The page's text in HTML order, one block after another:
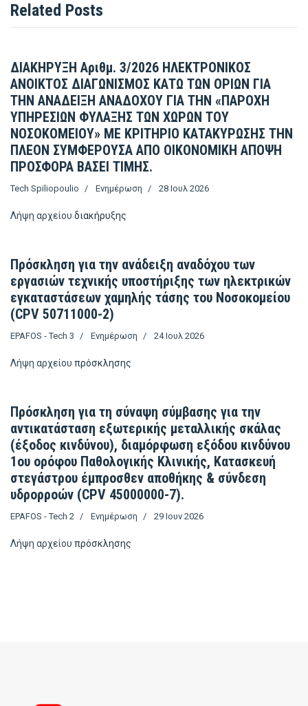
Related Posts
ΔΙΑΚΗΡΥΞΗ Αριθμ. 3/2026 ΗΛΕΚΤΡΟΝΙΚΟΣ
ΑΝΟΙΚΤΟΣ ΔΙΑΓΩΝΙΣΜΟΣ ΚΑΤΩ ΤΩΝ ΟΡΙΩΝ ΓΙΑ
ΤΗΝ ΑΝΑΔΕΙΞΗ ΑΝΑΔΟΧΟΥ ΓΙΑ ΤΗΝ «ΠΑΡΟΧΗ
ΥΠΗΡΕΣΙΩΝ ΦΥΛΑΞΗΣ ΤΩΝ ΧΩΡΩΝ ΤΟΥ
ΝΟΣΟΚΟΜΕΙΟΥ» ΜΕ ΚΡΙΤΗΡΙΟ ΚΑΤΑΚΥΡΩΣΗΣ ΤΗΝ
ΠΛΕΟΝ ΣΥΜΦΕΡΟΥΣΑ ΑΠΟ ΟΙΚΟΝΟΜΙΚΗ ΑΠΟΨΗ
ΠΡΟΣΦΟΡΑ ΒΑΣΕΙ ΤΙΜΗΣ.
Tech Spiliopoulio Ενημέρωση 28 Ιουλ 2026
Λήψη αρχείου διακήρυξης
Πρόσκληση για την ανάδειξη αναδόχου των
εργασιών τεχνικής υποστήριξης των ηλεκτρικών
εγκαταστάσεων χαμηλής τάσης του Νοσοκομείου
(CPV 50711000-2)
EPAFOS - Tech 3 Ενημέρωση 24 Ιουλ 2026
Λήψη αρχείου πρόσκλησης
Πρόσκληση για τη σύναψη σύμβασης για την
αντικατάσταση εξωτερικής μεταλλικής σκάλας
(έξοδος κινδύνου), διαμόρφωση εξόδου κινδύνου
1ου ορόφου Παθολογικής Κλινικής, Κατασκευή
στεγάστρου έμπροσθεν αποθήκης & σύνδεση
υδρορροών (CPV 45000000-7).
EPAFOS - Tech 2 Ενημέρωση 29 Ιουν 2026
Λήψη αρχείου πρόσκλησης